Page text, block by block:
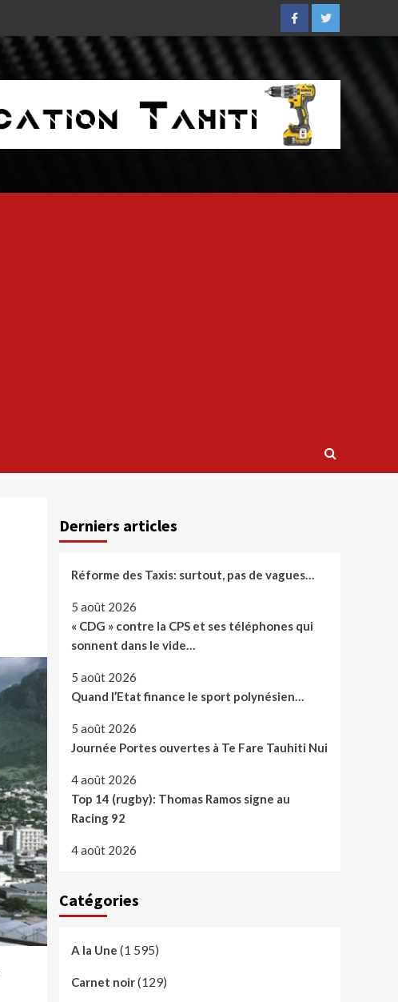
FacebookTwitter
Derniers articles
Réforme des Taxis: surtout, pas de vagues…
5 août 2026
« CDG » contre la CPS et ses téléphones qui
sonnent dans le vide…
5 août 2026
Quand l’Etat finance le sport polynésien…
5 août 2026
Journée Portes ouvertes à Te Fare Tauhiti Nui
4 août 2026
Top 14 (rugby): Thomas Ramos signe au
Racing 92
4 août 2026
Catégories
A la Une (1 595)
Carnet noir(129)